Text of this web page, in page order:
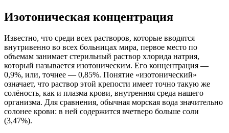
Изотоническая концентрация
Известно, что среди всех растворов, которые вводятся
внутривенно во всех больницах мира, первое место по
объемам занимает стерильный раствор хлорида натрия,
который называется изотоническим. Его концентрация —
0,9%, или, точнее — 0,85%. Понятие «изотонический»
означает, что раствор этой крепости имеет точно такую же
солёность, как и плазма крови, внутренняя среда нашего
организма. Для сравнения, обычная морская вода значительно
солонее крови: в ней содержится вчетверо больше соли
(3,47%).